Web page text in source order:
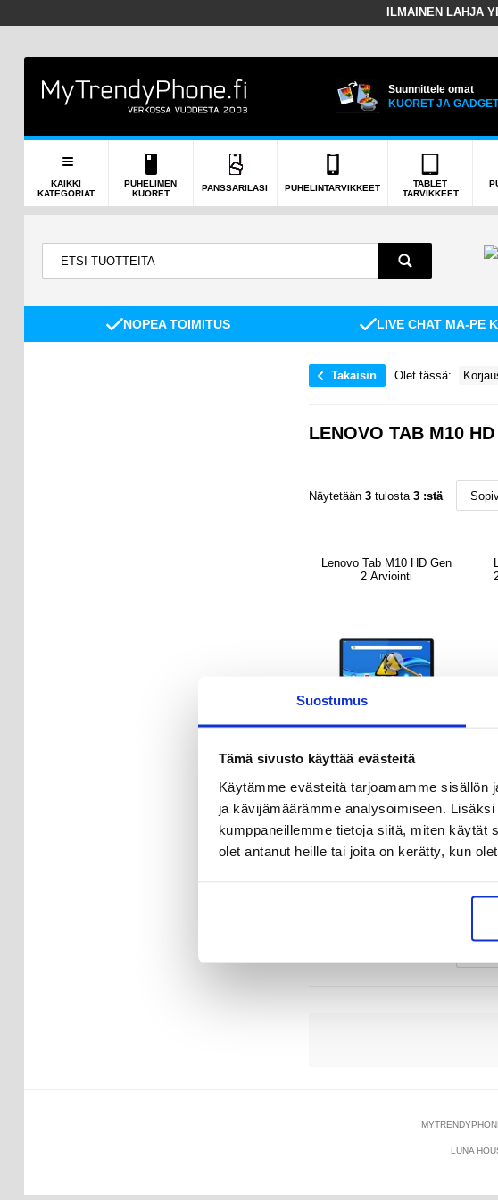
Suostumus
Tämä sivusto käyttää evästeitä
Käytämme evästeitä tarjoamamme sisällön
ja kävijämäärämme analysoimiseen.
kumppaneillemme tietoja siitä, miten käytät
olet antanut heille tai joita on kerätty, kun
ILMAINEN LAHJA
Suunnittele omat
KUORET JA
KAIKKI
KATEGORIAT
PUHELIMEN
KUORET
PANSSARILASI PUHELINTARVIKKEET
TABLET
TARVIKKEET
NOPEA TOIMITUS LIVE CHAT MA-PE
Takaisin Olet tässä:
LENOVO TAB M10
Näytetään 3tulosta 3 :stä
Lenovo Tab M10 HD Gen
2 Arviointi
16,95 EUR
VARASTOSSA
LUNA